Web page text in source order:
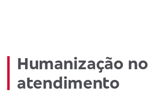
Humanização no
atendimento